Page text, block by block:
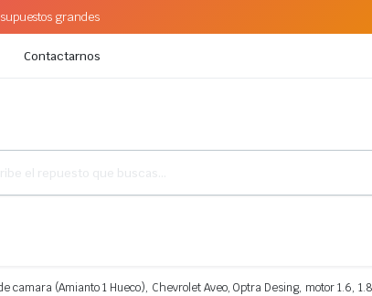
grandes
Contactarnos
camara (Amianto 1 Hueco), Chevrolet Aveo, Optra Desing, motor 1.6,